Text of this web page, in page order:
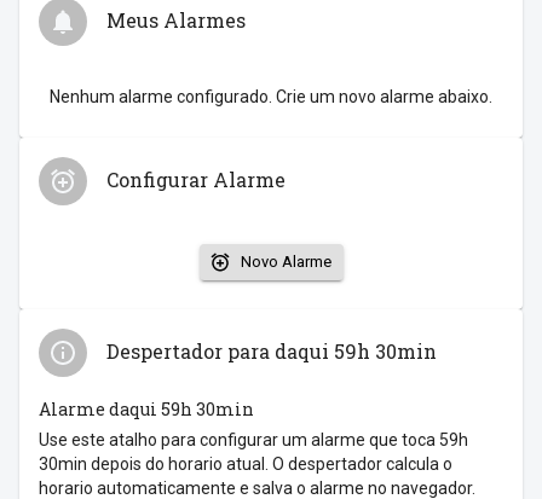
Meus Alarmes
Nenhum alarme configurado. Crie um novo alarme abaixo.
Configurar Alarme
Novo Alarme
Despertador para daqui 59h 30min
Alarme daqui 59h 30min
Use este atalho para configurar um alarme que toca 59h
30min depois do horario atual. O despertador calcula o
horario automaticamente e salva o alarme no navegador.